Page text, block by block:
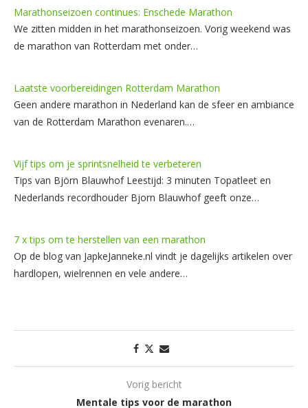
Marathonseizoen continues: Enschede Marathon
We zitten midden in het marathonseizoen. Vorig weekend was
de marathon van Rotterdam met onder…
Laatste voorbereidingen Rotterdam Marathon
Geen andere marathon in Nederland kan de sfeer en ambiance
van de Rotterdam Marathon evenaren.…
Vijf tips om je sprintsnelheid te verbeteren
Tips van Björn Blauwhof Leestijd: 3 minuten Topatleet en
Nederlands recordhouder Bjorn Blauwhof geeft onze…
7 x tips om te herstellen van een marathon
Op de blog van JapkeJanneke.nl vindt je dagelijks artikelen over
hardlopen, wielrennen en vele andere…
Vorig bericht
Mentale tips voor de marathon